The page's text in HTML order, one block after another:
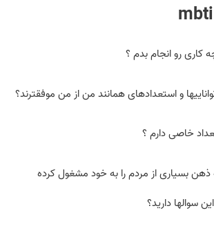
کاری رو انجام بدم ؟
و استعدادهای همانند من از من موفق­ترند؟
خاصی دارم ؟
بسیاری از مردم را به خود مشغول کرده
سوال­ها دارید؟